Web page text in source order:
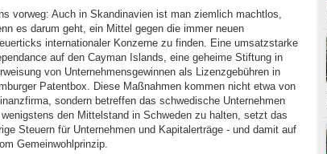
vorweg: Auch in Skandinavien ist man ziemlich machtlos,
es darum geht, ein Mittel gegen die immer neuen
internationaler Konzerne zu finden. Eine umsatzstarke
auf den Cayman Islands, eine geheime Stiftung in
von Unternehmensgewinnen als Lizenzgebühren in
Patentbox. Diese Maßnahmen kommen nicht etwa von
sondern betreffen das schwedische Unternehmen
den Mittelstand in Schweden zu halten, setzt das
Steuern für Unternehmen und Kapitalerträge - und damit auf
Gemeinwohlprinzip.